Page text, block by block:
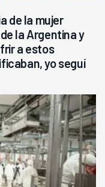
de la mujer
la Argentina y
a estos
yo seguí